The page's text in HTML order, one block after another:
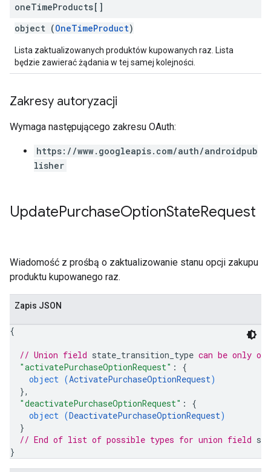
oneTimeProducts[]
object (OneTimeProduct)
Lista zaktualizowanych produktów kupowanych raz. Lista
będzie zawierać żądania w tej samej kolejności.
Zakresy autoryzacji
Wymaga następującego zakresu OAuth:
https://www.googleapis.com/auth/androidpub
lisher
UpdatePurchaseOptionStateRequest
Wiadomość z prośbą o zaktualizowanie stanu opcji zakupu
produktu kupowanego raz.
Zapis JSON
{
// Union field state_transition_type can be only
"activatePurchaseOptionRequest" : {
object (ActivatePurchaseOptionRequest)
},
"deactivatePurchaseOptionRequest" : {
object (DeactivatePurchaseOptionRequest)
}
// End of list of possible types for union field
}